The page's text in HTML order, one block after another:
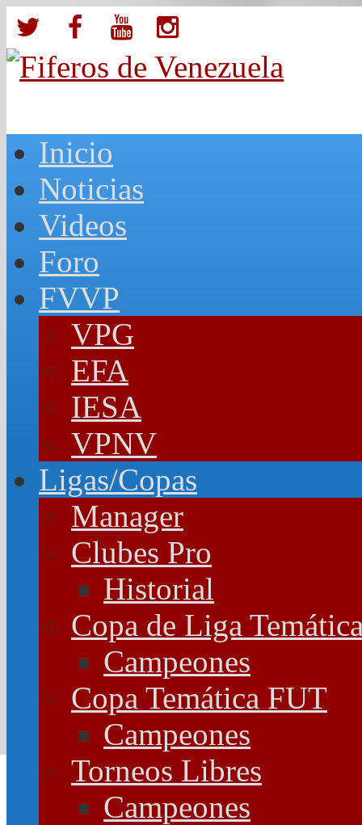
Inicio
Noticias
Videos
Foro
FVVP
VPG
EFA
IESA
VPNV
Ligas/Copas
Manager
Clubes Pro
Historial
Copa de Liga
Campeones
Copa Temática FUT
Campeones
Torneos Libres
Campeones